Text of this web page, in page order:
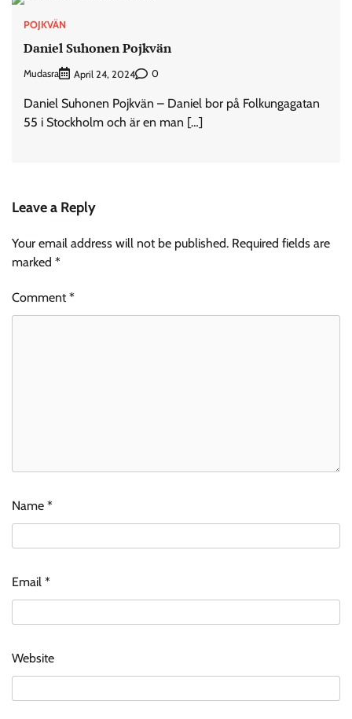
POJKVÄN
Daniel Suhonen Pojkvän
Mudasra April 24, 2024 0
Daniel Suhonen Pojkvän – Daniel bor på Folkungagatan
55 i Stockholm och är en man […]
Leave a Reply
Your email address will not be published. Required fields are
marked *
Comment*
Name *
Email *
Website